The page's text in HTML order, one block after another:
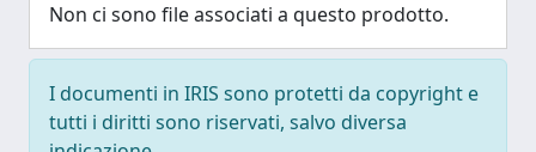
Non ci sono file associati a questo prodotto.
I documenti in IRIS sono protetti da copyright e
tutti i diritti sono riservati, salvo diversa